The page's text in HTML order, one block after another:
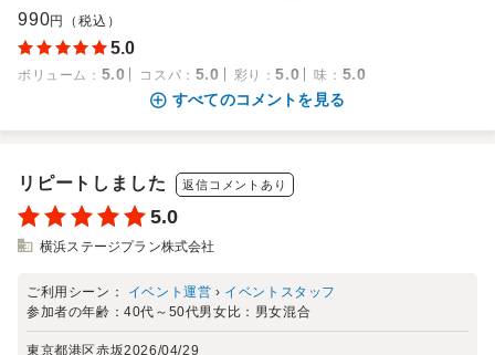
990円（税込）
5.0
ボリューム ： 5.0 コスパ ： 5.0 彩り ：5.0 味 ： 5.0
すべてのコメントを見る
リピートしました 返信コメントあり
5.0
横浜ステージプラン株式会社
ご利用シーン： イベント運営 › イベントスタッフ
参加者の年齢：40代～50代男女比： 男女混合
東京都港区赤坂2026/04/29